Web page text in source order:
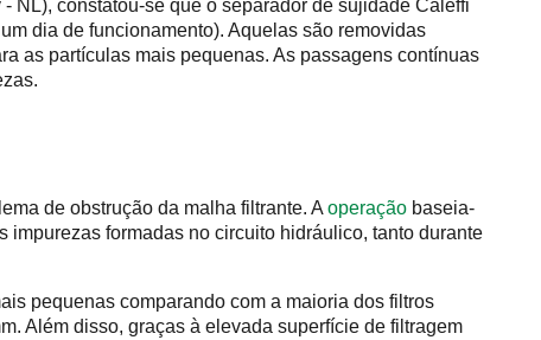
NL), constatou-se que o separador de sujidade Caleffi
dia de funcionamento). Aquelas são removidas
as partículas mais pequenas. As passagens contínuas
de obstrução da malha filtrante. A operação baseia-
formadas no circuito hidráulico, tanto durante
pequenas comparando com a maioria dos filtros
Além disso, graças à elevada superfície de filtragem